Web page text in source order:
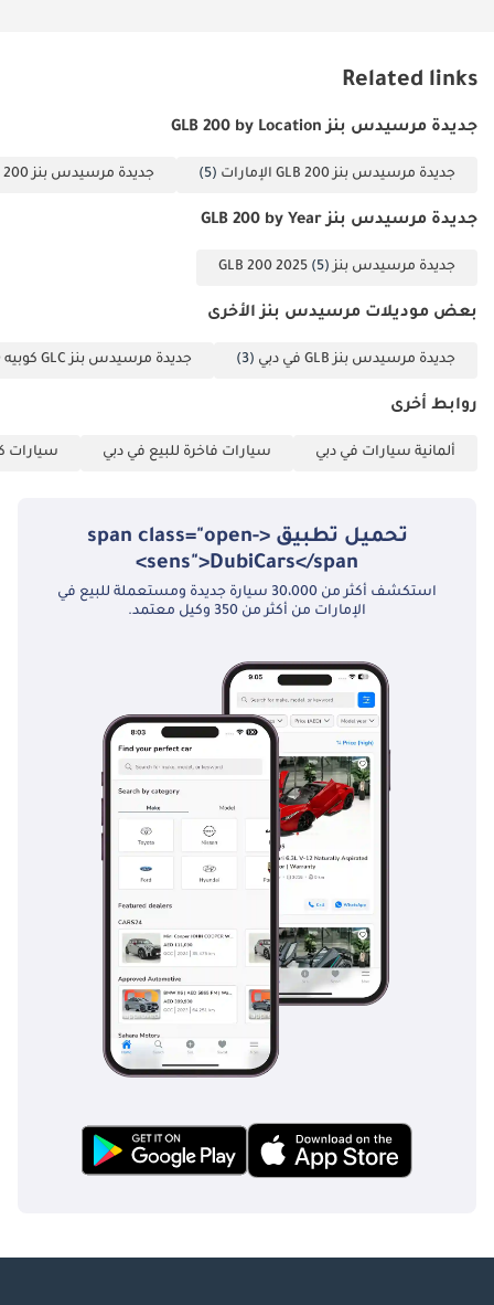
الخيار الأمثل
لضمان تغطية
والوصول إلى
واسعة النطاق
الإمارات والدول
Related links
جديدة مرسيدس بنز GLB 200 by Location
جديدة مرسيدس بنز GLB 200 الإمارات (5) جديدة مرسيدس بنز GLB 200 دبي
جديدة مرسيدس بنز GLB 200 by Year
جديدة مرسيدس بنز GLB 200 2025 (5)
بعض موديلات مرسيدس بنز الأخرى
جديدة مرسيدس بنز GLB في دبي (3) جديدة مرسيدس بنز GLC كوبيه 300 في دبي
روابط أخرى
ألمانية سيارات في دبي سيارات فاخرة للبيع في دبي سيارات
تحميل تطبيق <span class="open-
sens">DubiCars</span>
استكشف أكثر من 30،000 سيارة جديدة ومستعملة للبيع في
الإمارات من أكثر من 350 وكيل معتمد.
الخيار الأمثل للعائلات الشابة في الإمارات العربية المتحدة التي تبحث عن
كونها سيارة جديدة تمامًا بلون مرغوب فيه عند إعادة البيع، يجعلها
المتزايد في السوق.
تم إنشاء هذه الإحصاءات بواسطة الذكاء الاصطناعي اعتماداً على بيانات